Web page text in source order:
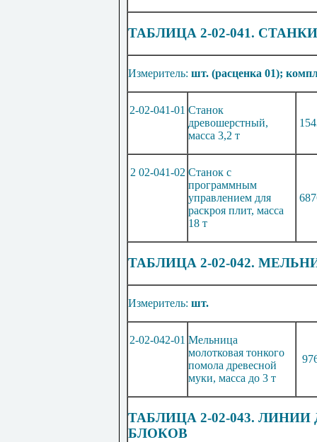
ТАБЛИЦА 2-02-041. СТАНКИ
Измеритель: шт. (расценка 01);
2-02-041-01 Станок
древошерстный,
масса 3,2 т
2 02-041-02 Станок с
программным
управлением для
раскроя плит, масса
18 т
ТАБЛИЦА 2-02-042.
Измеритель: шт.
2-02-042-01 Мельница
молотковая тонкого
помола древесной
муки, масса до 3 т
ТАБЛИЦА 2-02-043.
БЛОКОВ